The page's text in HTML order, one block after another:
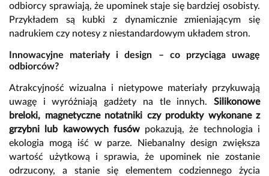
odbiorcy sprawiają, że upominek staje się bardziej osobisty.
Przykładem są kubki z dynamicznie zmieniającym się
nadrukiem czy notesy z niestandardowym układem stron.
Innowacyjne materiały i design – co przyciąga uwagę
odbiorców?
Atrakcyjność wizualna i nietypowe materiały przykuwają
uwagę i wyróżniają gadżety na tle innych. Silikonowe
breloki, magnetyczne notatniki czy produkty wykonane z
grzybni lub kawowych fusówpokazują, że technologia i
ekologia mogą iść w parze. Niebanalny design zwiększa
wartość użytkową i sprawia, że upominek nie zostanie
odrzucony, a stanie się elementem codziennego życia